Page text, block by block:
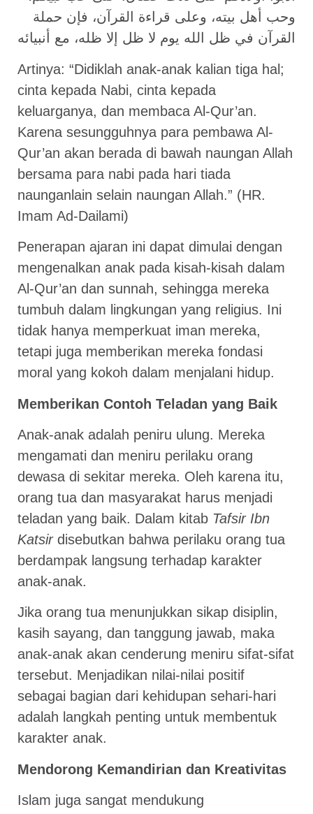
وحب أهل بيته، وعلى قراءة القرآن، فإن حملة
القرآن في ظل الله يوم لا ظل إلا ظله، مع أنبيائه
Artinya: “Didiklah anak-anak kalian tiga hal;
cinta kepada Nabi, cinta kepada
keluarganya, dan membaca Al-Qur’an.
Karena sesungguhnya para pembawa Al-
Qur’an akan berada di bawah naungan Allah
bersama para nabi pada hari tiada
naunganlain selain naungan Allah.” (HR.
Imam Ad-Dailami)
Penerapan ajaran ini dapat dimulai dengan
mengenalkan anak pada kisah-kisah dalam
Al-Qur’an dan sunnah, sehingga mereka
tumbuh dalam lingkungan yang religius. Ini
tidak hanya memperkuat iman mereka,
tetapi juga memberikan mereka fondasi
moral yang kokoh dalam menjalani hidup.
Memberikan Contoh Teladan yang Baik
Anak-anak adalah peniru ulung. Mereka
mengamati dan meniru perilaku orang
dewasa di sekitar mereka. Oleh karena itu,
orang tua dan masyarakat harus menjadi
teladan yang baik. Dalam kitab Tafsir Ibn
Katsirdisebutkan bahwa perilaku orang tua
berdampak langsung terhadap karakter
anak-anak.
Jika orang tua menunjukkan sikap disiplin,
kasih sayang, dan tanggung jawab, maka
anak-anak akan cenderung meniru sifat-sifat
tersebut. Menjadikan nilai-nilai positif
sebagai bagian dari kehidupan sehari-hari
adalah langkah penting untuk membentuk
karakter anak.
Mendorong Kemandirian dan Kreativitas
Islam juga sangat mendukung